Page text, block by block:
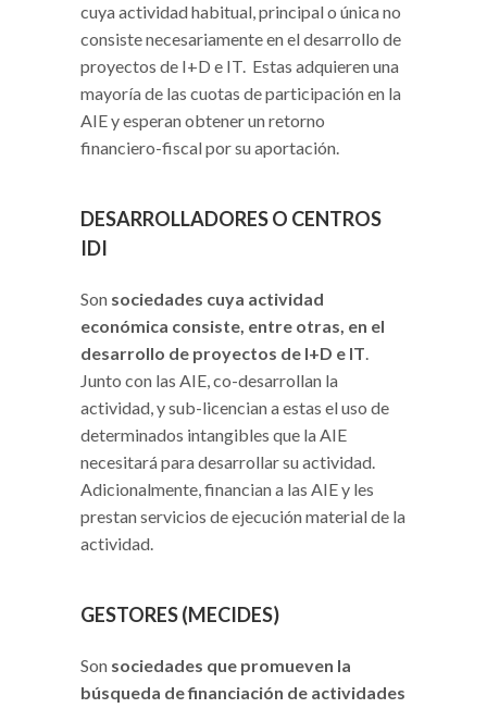
cuya actividad habitual, principal o única no
consiste necesariamente en el desarrollo de
proyectos de I+D e IT. Estas adquieren una
mayoría de las cuotas de participación en la
AIE y esperan obtener un retorno
financiero-fiscal por su aportación.
DESARROLLADORES O CENTROS
IDI
Son sociedades cuya actividad
económica consiste, entre otras, en el
desarrollo de proyectos de I+D e IT.
Junto con las AIE, co-desarrollan la
actividad, y sub-licencian a estas el uso de
determinados intangibles que la AIE
necesitará para desarrollar su actividad.
Adicionalmente, financian a las AIE y les
prestan servicios de ejecución material de la
actividad.
GESTORES (MECIDES)
Son sociedades que promueven la
búsqueda de financiación de actividades